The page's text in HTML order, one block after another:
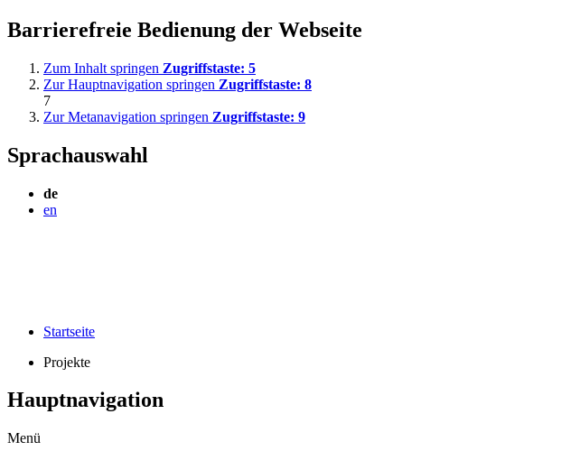
Barrierefreie Bedienung der Webseite
Zum Inhalt springen Zugriffstaste: 5
Zur Hauptnavigation springen Zugriffstaste: 8
7
Zur Metanavigation springen Zugriffstaste: 9
Sprachauswahl
de
en
Startseite
Projekte
Hauptnavigation
Menü